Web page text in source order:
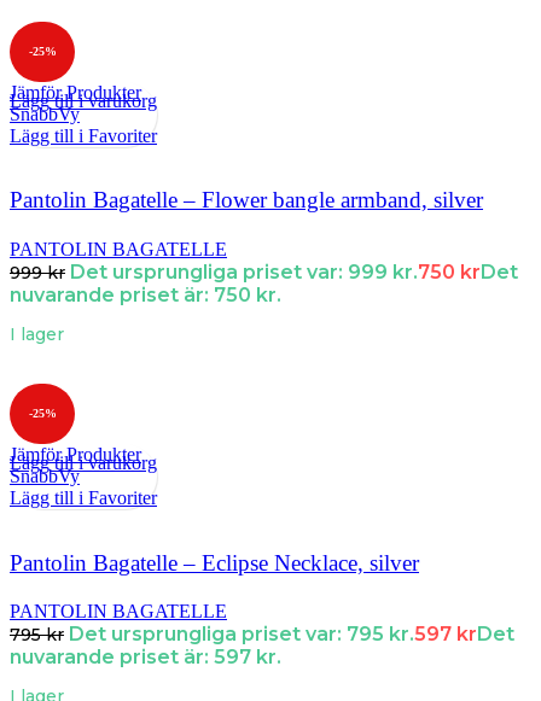
-25%
Jämför Produkter
SnabbVy
Lägg till i Favoriter
Lägg till i varukorg
Pantolin Bagatelle – Flower bangle armband, silver
PANTOLIN BAGATELLE
999kr Det ursprungliga priset var: 999 kr.750 krDet
nuvarande priset är: 750 kr.
I lager
-25%
Jämför Produkter
SnabbVy
Lägg till i Favoriter
Lägg till i varukorg
Pantolin Bagatelle – Eclipse Necklace, silver
PANTOLIN BAGATELLE
795kr Det ursprungliga priset var: 795 kr.597 kr Det
nuvarande priset är: 597 kr.
I lager